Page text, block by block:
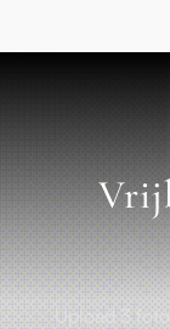
Upload 3